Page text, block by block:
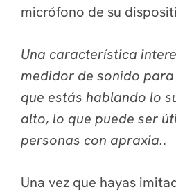
micrófono de su
Una característica
medidor de sonido
que estás hablando lo
alto, lo que puede ser
personas con apraxia..
Una vez que hayas